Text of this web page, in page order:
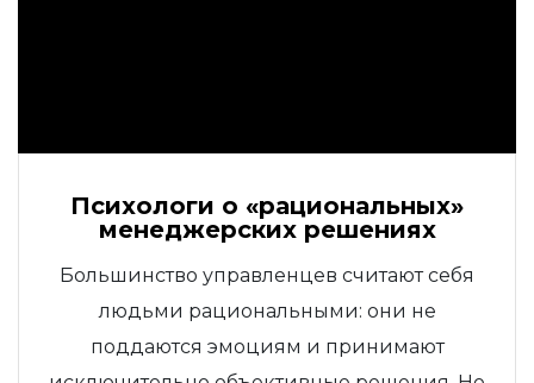
Психологи о «рациональных»
менеджерских решениях
Большинство управленцев считают себя
людьми рациональными: они не
поддаются эмоциям и принимают